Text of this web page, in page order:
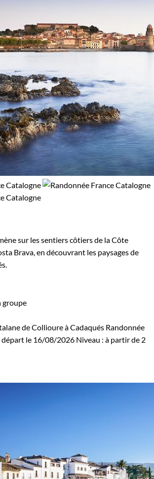
sur les sentiers côtiers de la Côte
Brava, en découvrant les paysages de
groupe
de Collioure à Cadaqués Randonnée
départ le 16/08/2026 Niveau : à partir de 2